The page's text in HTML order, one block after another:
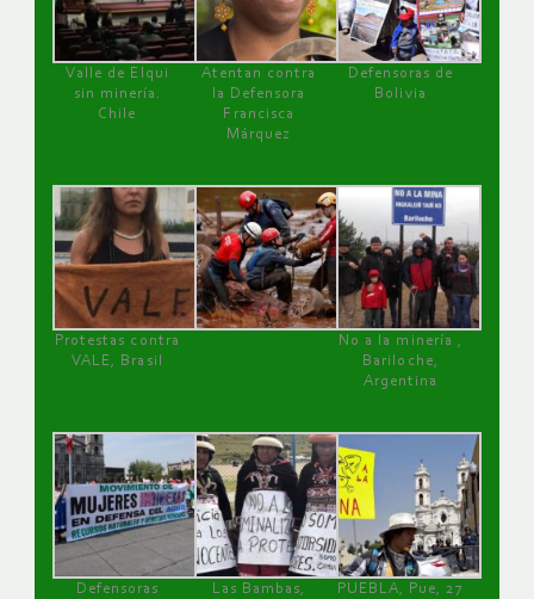
Valle de Elqui
sin minería.
Chile
Atentan contra
la Defensora
Francisca
Márquez
Defensoras de
Bolivia
Protestas contra
VALE, Brasil
No a la minería ,
Bariloche,
Argentina
Defensoras
Las Bambas,
PUEBLA, Pue, 27